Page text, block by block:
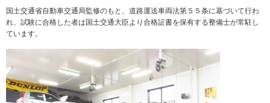
国土交通省自動車交通局監修のもと、道路運送車両法第５５条に基づいて行わ
れ、試験に合格した者は国土交通大臣より合格証書を保有する整備士が常駐し
ています。